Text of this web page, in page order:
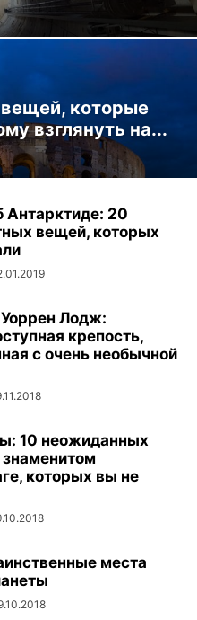
которые
взглянуть на...
Антарктиде: 20
вещей, которых
Лодж:
крепость,
с очень необычной
10 неожиданных
которых вы не
места